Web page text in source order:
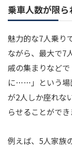
乗車人数が限
魅力的な7人乗り
ながら、最大で7
戚の集まりなど
に……」という場
が2人しか座れな
らせることができ
例えば、5人家族